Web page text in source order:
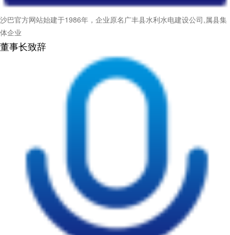
沙巴官方网站始建于1986年，企业原名广丰县水利水电建设公司,属县集
体企业
董事长致辞